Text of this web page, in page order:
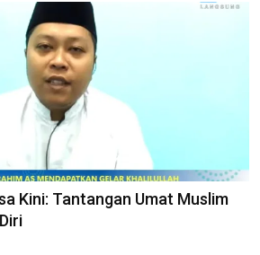
Kini: Tantangan Umat Muslim